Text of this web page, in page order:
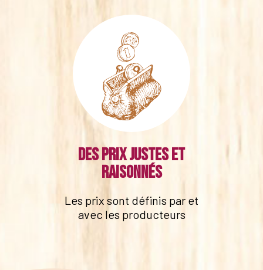
Des prix justes et
raisonnés
Les prix sont définis par et
avec les producteurs